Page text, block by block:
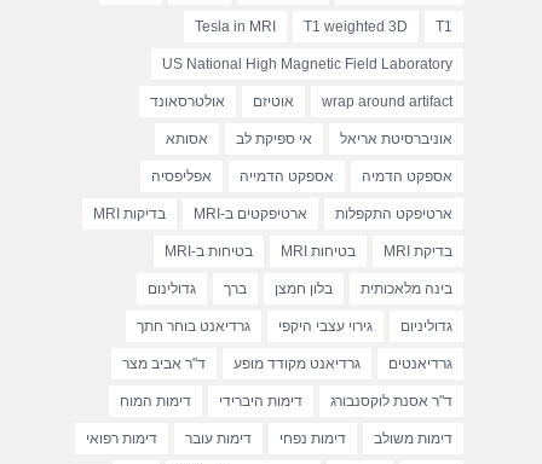
T1
T1 weighted 3D
Tesla in MRI
US National High Magnetic Field Laboratory
wrap around artifact אוטיזם אולטרסאונד
אוניברסיטת אריאל אי ספיקת לב אסותא
אספקט הדמיה אספקט הדמייה אפליפסיה
ארטיפקט התקפלות ארטיפקטים ב-MRI בדיקות MRI
בדיקת MRI בטיחות MRI בטיחות ב-MRI
בינה מלאכותית בלון חמצן ברך גדולינום
גדוליניום גירוי עצבי היקפי גרדיאנט בוחר חתך
גרדיאנטים גרדיאנט מקודד מופע ד"ר אביב מצר
ד"ר אסנת לוקסנבורג דימות היברידי דימות המוח
דימות משולב דימות נפחי דימות עובר דימות רפואי